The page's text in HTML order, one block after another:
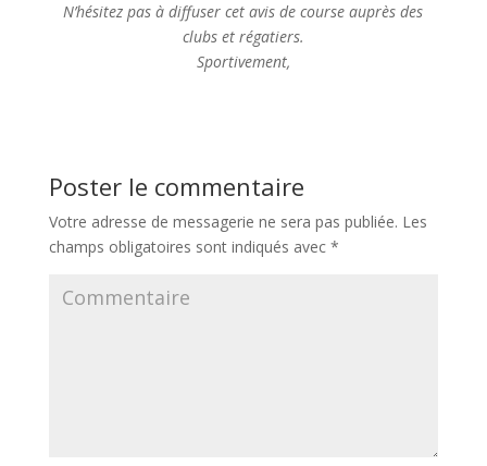
N’hésitez pas à diffuser cet avis de course auprès des
clubs et régatiers.
Sportivement,
Poster le commentaire
Votre adresse de messagerie ne sera pas publiée. Les
champs obligatoires sont indiqués avec *